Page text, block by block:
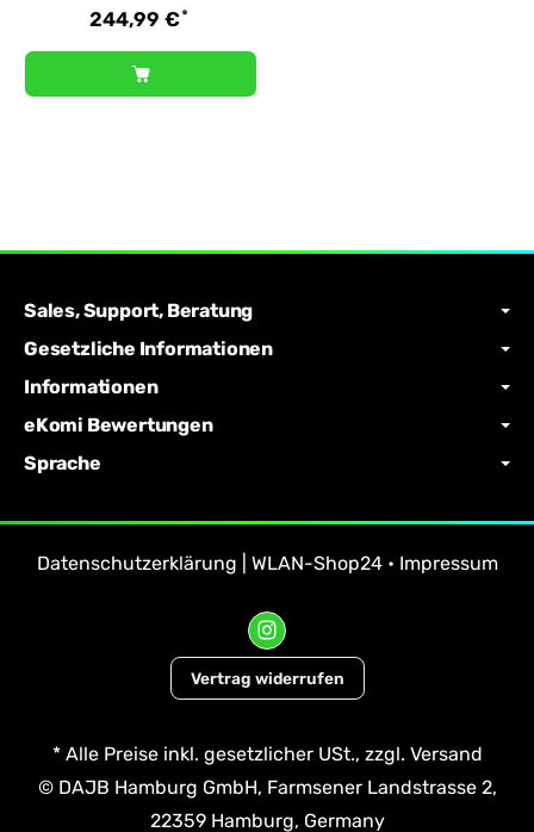
244,99 €*
Sales, Support, Beratung
Gesetzliche Informationen
Informationen
eKomi Bewertungen
Sprache
Datenschutzerklärung | WLAN-Shop24 • Impressum
Vertrag widerrufen
*Alle Preise inkl. gesetzlicher USt., zzgl. Versand
© DAJB Hamburg GmbH, Farmsener Landstrasse 2,
22359 Hamburg, Germany